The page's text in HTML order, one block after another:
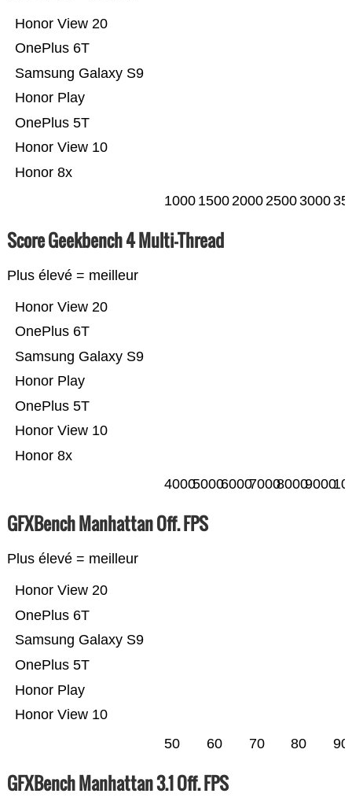
Honor 8x
Honor View 10
OnePlus 5T
Honor Play
Samsung Galaxy S9
OnePlus 6T
Honor View 20
1000 1500200025003000
Score Geekbench 4 Multi-Thread
Plus élevé = meilleur
Honor 8x
Honor View 10
OnePlus 5T
Honor Play
Samsung Galaxy S9
OnePlus 6T
Honor View 20
400050006000700080009000
GFXBench Manhattan Off. FPS
Plus élevé = meilleur
Honor View 10
Honor Play
OnePlus 5T
Samsung Galaxy S9
OnePlus 6T
Honor View 20
50 60 70 80 90
GFXBench Manhattan 3.1 Off. FPS